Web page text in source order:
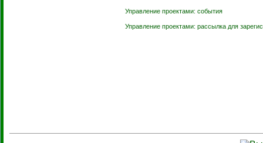
Управление проектами: события
Управление проектами: рассылка для